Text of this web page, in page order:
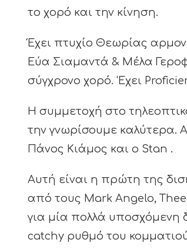
το χορό και την κίνηση.
Έχει πτυχίο Θεωρίας
Εύα Σιαμαντά & Μέλα
σύγχρονο χορό. ‘Εχει
Η συμμετοχή στο
την γνωρίσουμε καλύτερα.
Πάνος Κιάμος και ο Stan .
Αυτή είναι η πρώτη της
από τους Mark Angelo,
για μία πολλά υποσχόμενη
catchy ρυθμό του